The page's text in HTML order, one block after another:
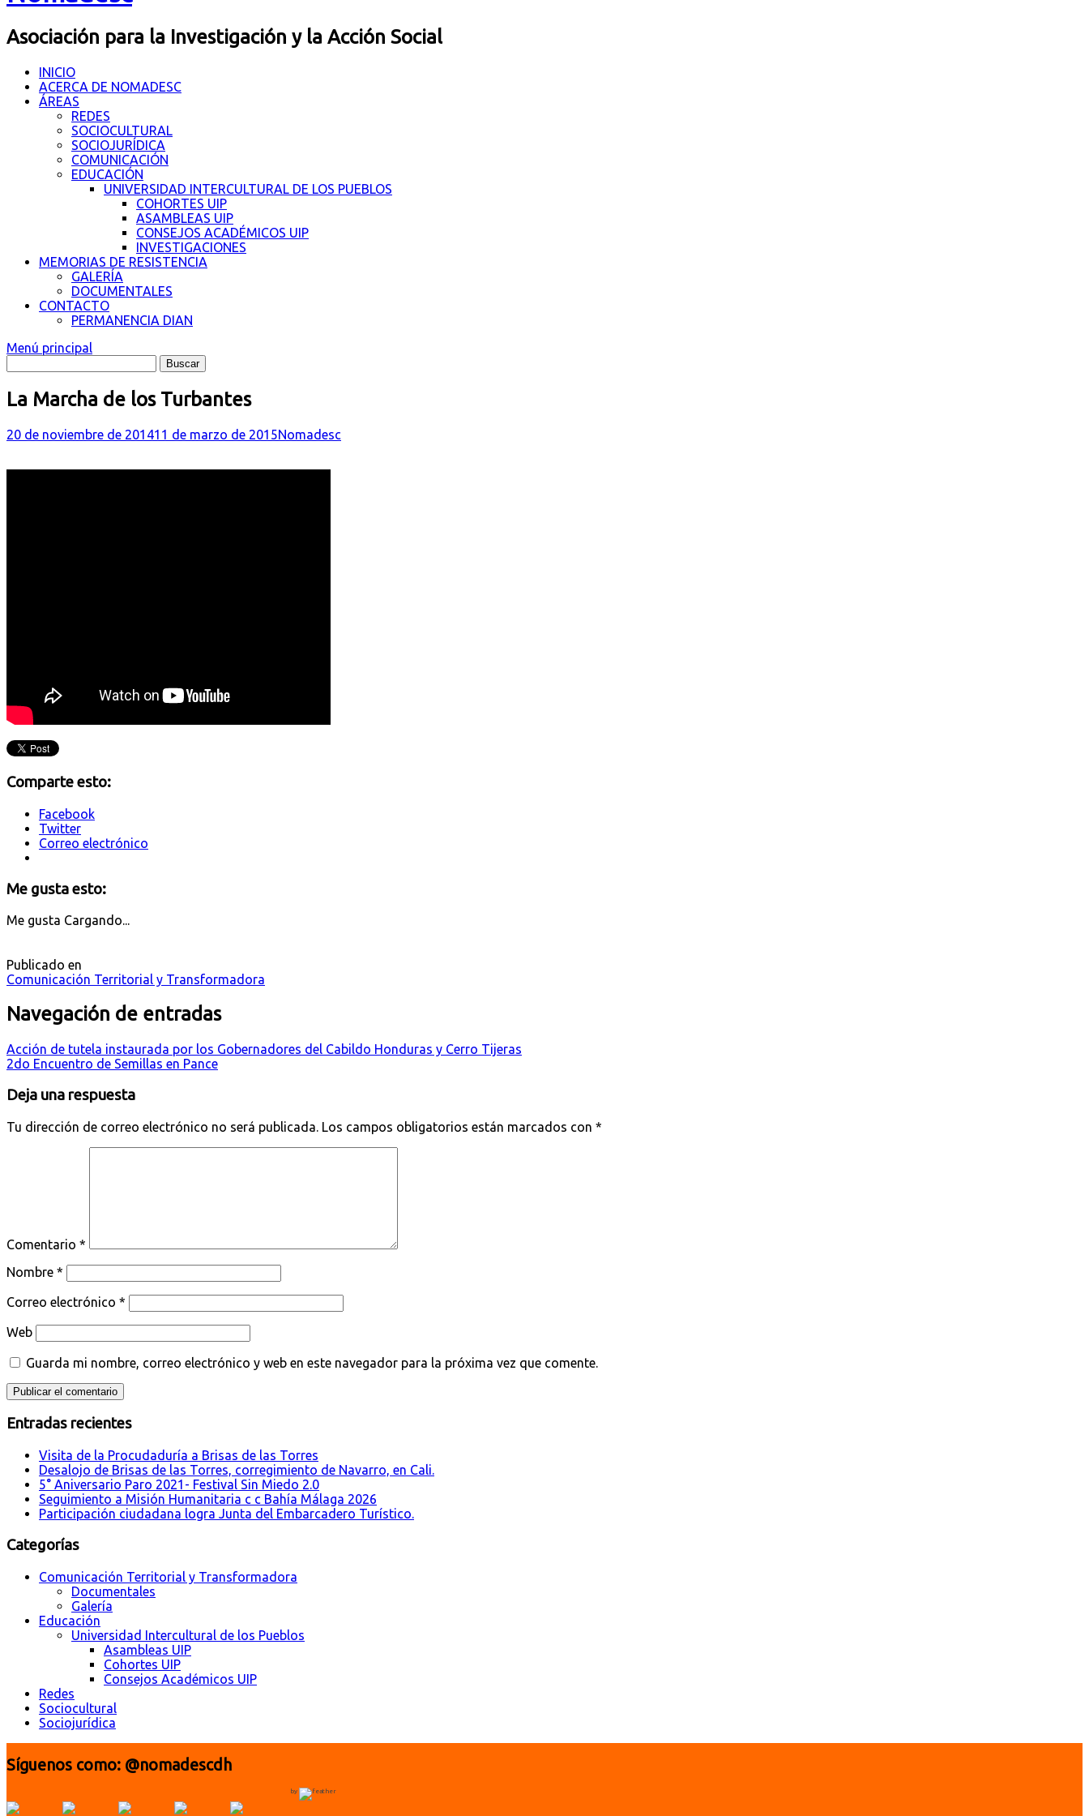
Asociación para la Investigación y la Acción Social
INICIO
ACERCA DE NOMADESC
ÁREAS
REDES
SOCIOCULTURAL
SOCIOJURÍDICA
COMUNICACIÓN
EDUCACIÓN
UNIVERSIDAD INTERCULTURAL DE LOS PUEBLOS
COHORTES UIP
ASAMBLEAS UIP
CONSEJOS ACADÉMICOS UIP
INVESTIGACIONES
MEMORIAS DE RESISTENCIA
GALERÍA
DOCUMENTALES
CONTACTO
PERMANENCIA DIAN
Menú principal
La Marcha de los Turbantes
20 de noviembre de 201411 de marzo de 2015Nomadesc
Comparte esto:
Facebook
Twitter
Correo electrónico
Me gusta esto:
Me gusta Cargando...
Publicado en
Comunicación Territorial y Transformadora
Navegación de entradas
Acción de tutela instaurada por los Gobernadores del Cabildo Honduras y Cerro Tijeras
2do Encuentro de Semillas en Pance
Deja una respuesta
Tu dirección de correo electrónico no será publicada. Los campos obligatorios están marcados con *
Comentario *
Nombre *
Correo electrónico *
Web
Guarda mi nombre, correo electrónico y web en este navegador para la próxima vez que comente.
Entradas recientes
Visita de la Procudaduría a Brisas de las Torres
Desalojo de Brisas de las Torres, corregimiento de Navarro, en Cali.
5° Aniversario Paro 2021- Festival Sin Miedo 2.0
Seguimiento a Misión Humanitaria c c Bahía Málaga 2026
Participación ciudadana logra Junta del Embarcadero Turístico.
Categorías
Comunicación Territorial y Transformadora
Documentales
Galería
Educación
Universidad Intercultural de los Pueblos
Asambleas UIP
Cohortes UIP
Consejos Académicos UIP
Redes
Sociocultural
Sociojurídica
Síguenos como: @nomadescdh
by